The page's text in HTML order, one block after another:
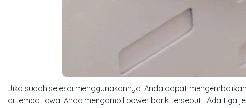
Jika sudah selesai menggunakannya, Anda dapat
di tempat awal Anda mengambil power bank tersebut. Ada tiga